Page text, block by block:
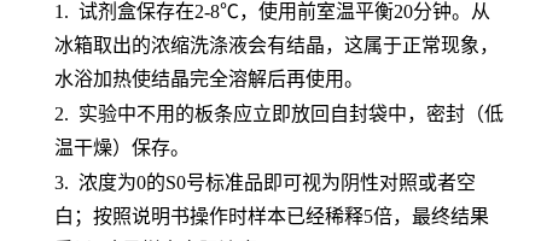
1. 试剂盒保存在2-8℃，使用前室温平衡20分钟。从
冰箱取出的浓缩洗涤液会有结晶，这属于正常现象，
水浴加热使结晶完全溶解后再使用。
2. 实验中不用的板条应立即放回自封袋中，密封（低
温干燥）保存。
3. 浓度为0的S0号标准品即可视为阴性对照或者空
白；按照说明书操作时样本已经稀释5倍，最终结果